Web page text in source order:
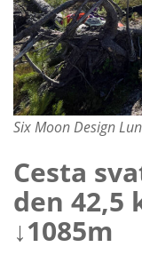
Six Moon Design
Cesta
den 42,5
↓1085m